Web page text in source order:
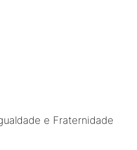
e Fraternidade